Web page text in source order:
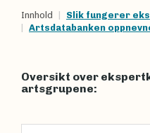
Innhold
Slik fungerer
Artsdatabanken
Oversikt over
artsgrupene: